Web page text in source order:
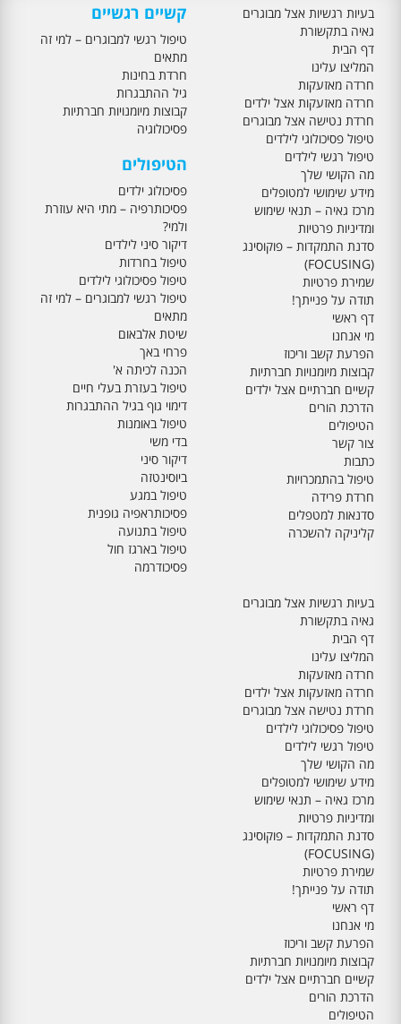
בעיות רגשיות אצל מבוגרים
גאיה בתקשורת
דף הבית
המליצו עלינו
חרדה מאזעקות
חרדה מאזעקות אצל ילדים
חרדת נטישה אצל מבוגרים
טיפול פסיכולוגי לילדים
טיפול רגשי לילדים
מה הקושי שלך
מידע שימושי למטופלים
מרכז גאיה – תנאי שימוש
ומדיניות פרטיות
סדנת התמקדות – פוקוסינג
(FOCUSING)
שמירת פרטיות
תודה על פנייתך!
דף ראשי
מי אנחנו
הפרעת קשב וריכוז
קבוצות מיומנויות חברתיות
קשיים חברתיים אצל ילדים
הדרכת הורים
הטיפולים
צור קשר
כתבות
טיפול בהתמכרויות
חרדת פרידה
סדנאות למטפלים
קליניקה להשכרה
קשיים רגשיים
טיפול רגשי למבוגרים – למי זה
מתאים
חרדת בחינות
גיל ההתבגרות
קבוצות מיומנויות חברתיות
פסיכולוגיה
הטיפולים
פסיכולוג ילדים
פסיכותרפיה – מתי היא עוזרת
ולמי?
דיקור סיני לילדים
טיפול בחרדות
טיפול פסיכולוגי לילדים
טיפול רגשי למבוגרים – למי זה
מתאים
שיטת אלבאום
פרחי באך
הכנה לכיתה א'
טיפול בעזרת בעלי חיים
דימוי גוף בגיל ההתבגרות
טיפול באומנות
בדי משי
דיקור סיני
ביוסינטזה
טיפול במגע
פסיכותראפיה גופנית
טיפול בתנועה
טיפול בארגז חול
פסיכודרמה
בעיות רגשיות אצל מבוגרים
גאיה בתקשורת
דף הבית
המליצו עלינו
חרדה מאזעקות
חרדה מאזעקות אצל ילדים
חרדת נטישה אצל מבוגרים
טיפול פסיכולוגי לילדים
טיפול רגשי לילדים
מה הקושי שלך
מידע שימושי למטופלים
מרכז גאיה – תנאי שימוש
ומדיניות פרטיות
סדנת התמקדות – פוקוסינג
(FOCUSING)
שמירת פרטיות
תודה על פנייתך!
דף ראשי
מי אנחנו
הפרעת קשב וריכוז
קבוצות מיומנויות חברתיות
קשיים חברתיים אצל ילדים
הדרכת הורים
הטיפולים